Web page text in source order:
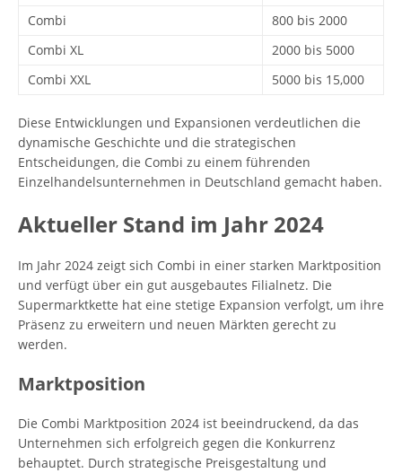
Combi
800 bis 2000
Combi XL
2000 bis 5000
Combi XXL
5000 bis 15,000
Diese Entwicklungen und Expansionen verdeutlichen die
dynamische Geschichte und die strategischen
Entscheidungen, die Combi zu einem führenden
Einzelhandelsunternehmen in Deutschland gemacht haben.
Aktueller Stand im Jahr 2024
Im Jahr 2024 zeigt sich Combi in einer starken Marktposition
und verfügt über ein gut ausgebautes Filialnetz. Die
Supermarktkette hat eine stetige Expansion verfolgt, um ihre
Präsenz zu erweitern und neuen Märkten gerecht zu
werden.
Marktposition
Die Combi Marktposition 2024 ist beeindruckend, da das
Unternehmen sich erfolgreich gegen die Konkurrenz
behauptet. Durch strategische Preisgestaltung und